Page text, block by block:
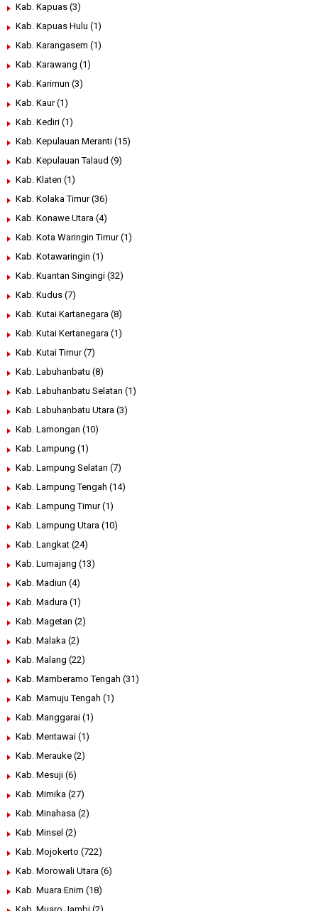
Kab. Kapuas (3)
Kab. Kapuas Hulu (1)
Kab. Karangasem (1)
Kab. Karawang (1)
Kab. Karimun (3)
Kab. Kaur (1)
Kab. Kediri (1)
Kab. Kepulauan Meranti (15)
Kab. Kepulauan Talaud (9)
Kab. Klaten (1)
Kab. Kolaka Timur (36)
Kab. Konawe Utara (4)
Kab. Kota Waringin Timur (1)
Kab. Kotawaringin (1)
Kab. Kuantan Singingi (32)
Kab. Kudus (7)
Kab. Kutai Kartanegara (8)
Kab. Kutai Kertanegara (1)
Kab. Kutai Timur (7)
Kab. Labuhanbatu (8)
Kab. Labuhanbatu Selatan (1)
Kab. Labuhanbatu Utara (3)
Kab. Lamongan (10)
Kab. Lampung (1)
Kab. Lampung Selatan (7)
Kab. Lampung Tengah (14)
Kab. Lampung Timur (1)
Kab. Lampung Utara (10)
Kab. Langkat (24)
Kab. Lumajang (13)
Kab. Madiun (4)
Kab. Madura (1)
Kab. Magetan (2)
Kab. Malaka (2)
Kab. Malang (22)
Kab. Mamberamo Tengah (31)
Kab. Mamuju Tengah (1)
Kab. Manggarai (1)
Kab. Mentawai (1)
Kab. Merauke (2)
Kab. Mesuji (6)
Kab. Mimika (27)
Kab. Minahasa (2)
Kab. Minsel (2)
Kab. Mojokerto (722)
Kab. Morowali Utara (6)
Kab. Muara Enim (18)